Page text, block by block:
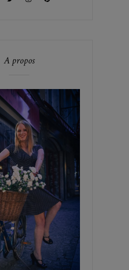
A propos